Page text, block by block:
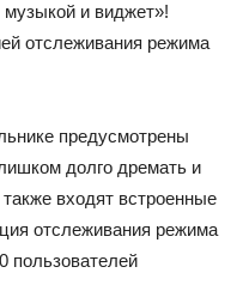
и виджет»!
отслеживания режима
предусмотрены
долго дремать и
входят встроенные
отслеживания режима
пользователей